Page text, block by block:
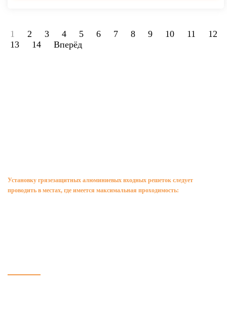
1 2 3 4 5 6 7 8 9 10 11
12
13
14 Вперёд
Установку грязезащитных алюминиевых входных решеток следует
проводить в местах, где имеется максимальная проходимость: